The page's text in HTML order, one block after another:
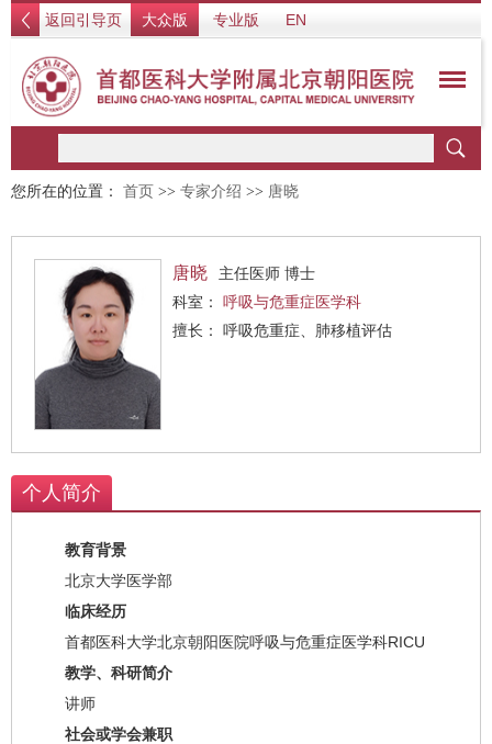
返回引导页 大众版 专业版 EN
您所在的位置： 首页 >> 专家介绍 >> 唐晓
唐晓
主任医师 博士
科室： 呼吸与危重症医学科
擅长： 呼吸危重症、肺移植评估
个人简介
教育背景
北京大学医学部
临床经历
首都医科大学北京朝阳医院呼吸与危重症医学科RICU
教学、科研简介
讲师
社会或学会兼职